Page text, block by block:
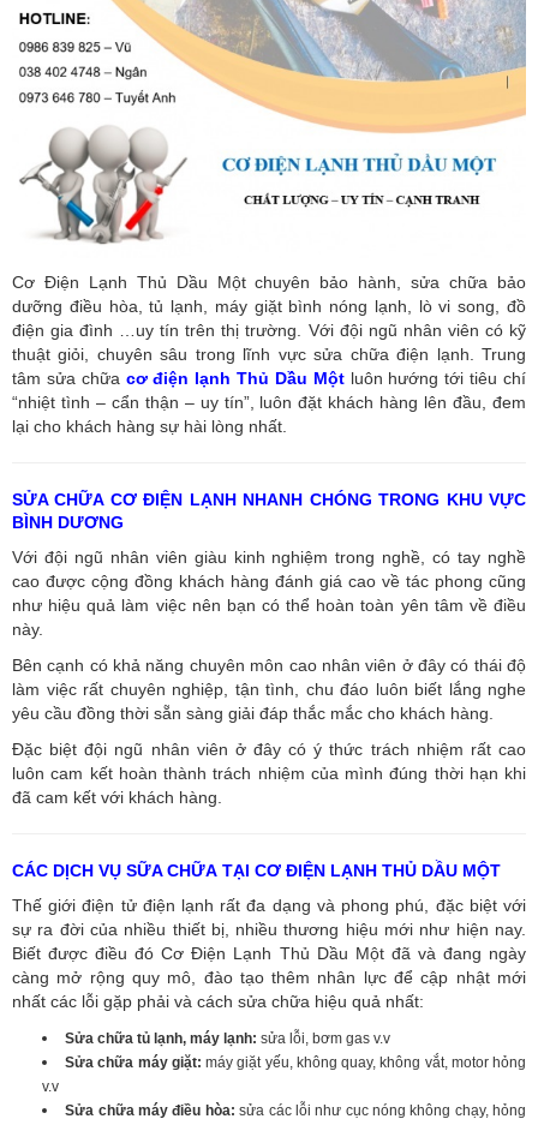
Cơ Điện Lạnh Thủ Dầu Một chuyên bảo hành, sửa chữa bảo
dưỡng điều hòa, tủ lạnh, máy giặt bình nóng lạnh, lò vi song, đồ
điện gia đình …uy tín trên thị trường. Với đội ngũ nhân viên có kỹ
thuật giỏi, chuyên sâu trong lĩnh vực sửa chữa điện lạnh. Trung
tâm sửa chữa cơ điện lạnh Thủ Dầu Mộtluôn hướng tới tiêu chí
“nhiệt tình – cẩn thận – uy tín”, luôn đặt khách hàng lên đầu, đem
lại cho khách hàng sự hài lòng nhất.
SỬA CHỮA CƠ ĐIỆN LẠNH NHANH CHÓNG TRONG KHU VỰC
BÌNH DƯƠNG
Với đội ngũ nhân viên giàu kinh nghiệm trong nghề, có tay nghề
cao được cộng đồng khách hàng đánh giá cao về tác phong cũng
như hiệu quả làm việc nên bạn có thể hoàn toàn yên tâm về điều
này.
Bên cạnh có khả năng chuyên môn cao nhân viên ở đây có thái độ
làm việc rất chuyên nghiệp, tận tình, chu đáo luôn biết lắng nghe
yêu cầu đồng thời sẵn sàng giải đáp thắc mắc cho khách hàng.
Đặc biệt đội ngũ nhân viên ở đây có ý thức trách nhiệm rất cao
luôn cam kết hoàn thành trách nhiệm của mình đúng thời hạn khi
đã cam kết với khách hàng.
CÁC DỊCH VỤ SỮA CHỮA TẠI CƠ ĐIỆN LẠNH THỦ DẦU MỘT
Thế giới điện tử điện lạnh rất đa dạng và phong phú, đặc biệt với
sự ra đời của nhiều thiết bị, nhiều thương hiệu mới như hiện nay.
Biết được điều đó Cơ Điện Lạnh Thủ Dầu Một đã và đang ngày
càng mở rộng quy mô, đào tạo thêm nhân lực để cập nhật mới
nhất các lỗi gặp phải và cách sửa chữa hiệu quả nhất:
Sửa chữa tủ lạnh, máy lạnh: sửa lỗi, bơm gas v.v
Sửa chữa máy giặt:máy giặt yếu, không quay, không vắt, motor hỏng
v.v
Sửa chữa máy điều hòa: sửa các lỗi như cục nóng không chạy, hỏng